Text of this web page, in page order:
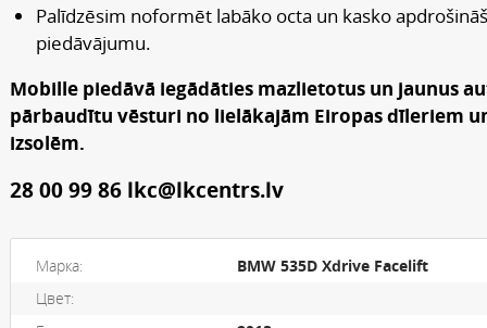
Palīdzēsim noformēt labāko octa un kasko
piedāvājumu.
Mobille piedāvā iegādāties mazlietotus un jaunus
pārbaudītu vēsturi no lielākajām Eiropas dīleriem
izsolēm.
28 00 99 86 lkc@lkcentrs.lv
Марка:
BMW 535D Xdrive Facelift
Цвет: